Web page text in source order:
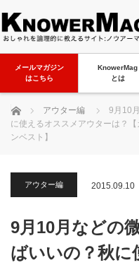
メールマガジン
はこちら
KnowerMag
とは
ホーム アウター編
9月10
に使えるオススメアウターは？
ンベスト】
アウター編 2015.09.10
9月10月などの
ばいいの？秋に